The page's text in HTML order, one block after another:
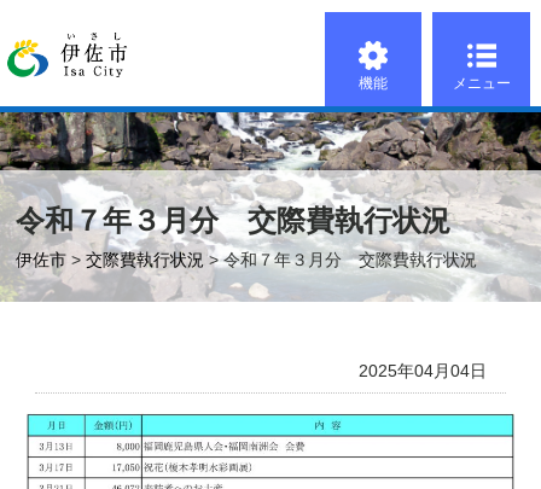
機能 メニュー
令和７年３月分 交際費執行状況
伊佐市 >交際費執行状況 > 令和７年３月分 交際費執行状況
2025年04月04日